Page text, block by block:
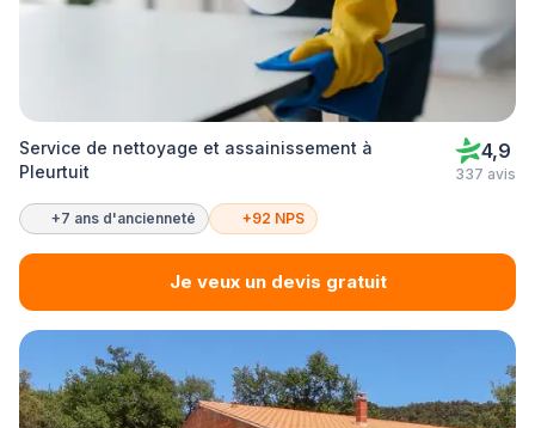
Service de nettoyage et assainissement à
Pleurtuit
4,9
337 avis
+7 ans d'ancienneté +92 NPS
Je veux un devis gratuit